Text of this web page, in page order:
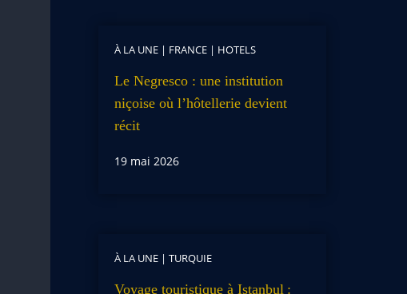
À LA UNE| FRANCE| HOTELS
Le Negresco : une institution
niçoise où l’hôtellerie devient
récit
19 mai 2026
À LA UNE| TURQUIE
Voyage touristique à Istanbul :